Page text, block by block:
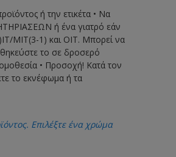
ή την ετικέτα • Να
ή ένα γιατρό εάν
MIT(3-1) και ΟΙΤ. Μπορεί να
το σε δροσερό
• Προσοχή! Κατά τον
το εκνέφωμα ή τα
Επιλέξτε ένα χρώμα